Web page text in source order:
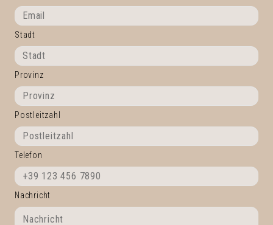
Stadt
Provinz
Postleitzahl
Telefon
Nachricht